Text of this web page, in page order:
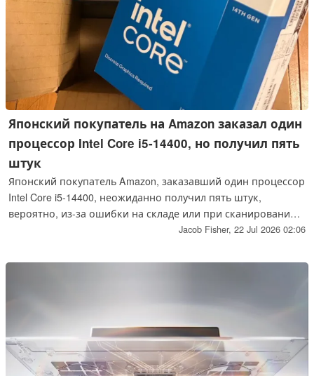
Японский покупатель на Amazon заказал один
процессор Intel Core i5-14400, но получил пять
штук
Японский покупатель Amazon, заказавший один процессор
Intel Core i5-14400, неожиданно получил пять штук,
вероятно, из-за ошибки на складе или при сканировании
штрих-кода. Общая стоимость этой ошибки при отправке
Jacob Fisher, 22 Jul 2026 02:06